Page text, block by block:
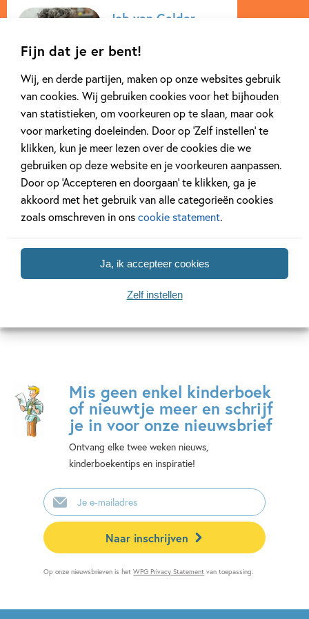
Fijn dat je er bent!
Wij, en derde partijen, maken op onze websites gebruik
van cookies. Wij gebruiken cookies voor het bijhouden
van statistieken, om voorkeuren op te slaan, maar ook
voor marketing doeleinden. Door op ‘Zelf instellen’ te
klikken, kun je meer lezen over de cookies die we
gebruiken op deze website en je voorkeuren aanpassen.
Door op ‘Accepteren en doorgaan’ te klikken, ga je
akkoord met het gebruik van alle categorieën cookies
zoals omschreven in onscookie statement.
Ja, ik accepteer cookies
Zelf instellen
vernieuwd en sluit het aan bij de actuele verkeersthema’s
Verschijningsdatum:
Job van Gelder
Job van Gelder
Als illustrator maakte
voor o.a. Plint en de
Efteling. Hij illustreerde
prentenboeken van Mark
Haayema en Bette
Westera. Ook verzorgde
hij de tekeningen voor
de Wereld Voetbal...
Lees meer
Mis geen enkel kinderboek
of nieuwtje meer en schrijf
je in voor onze nieuwsbrief
Ontvang elke twee weken nieuws,
kinderboekentips en inspiratie!
E-
mailadres
Naar inschrijven
Op onze nieuwsbrieven is hetWPG Privacy Statement van toepassing.